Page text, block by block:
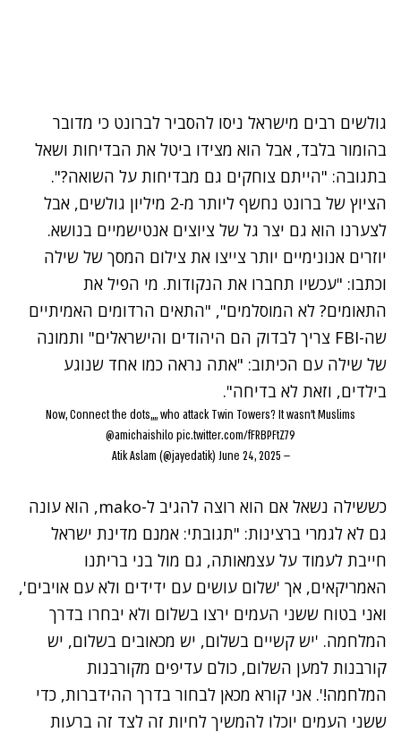
גולשים רבים מישראל ניסו להסביר לברונט כי מדובר
בהומור בלבד, אבל הוא מצידו ביטל את הבדיחות ושאל
בתגובה: "הייתם צוחקים גם מבדיחות על השואה?".
הציוץ של ברונט נחשף ליותר מ-2 מיליון גולשים, אבל
לצערנו הוא גם יצר גל של ציוצים אנטישמיים בנושא.
יוזרים אנונימיים יותר צייצו את צילום המסך של שילה
וכתבו: "עכשיו תחברו את הנקודות. מי הפיל את
התאומים? לא המוסלמים", "התאים הרדומים האמיתיים
שה-FBI צריך לבדוק הם היהודים והישראלים" ותמונה
של שילה עם הכיתוב: "אתה נראה כמו אחד שנוגע
בילדים, וזאת לא בדיחה".
Now, Connect the dots,,,, who attack Twin Towers? It wasn’t Muslims
@amichaishilo pic.twitter.com/fFRBPFtZ79
— Atik Aslam (@jayedatik)
June 24, 2025
כששילה נשאל אם הוא רוצה להגיב ל-mako, הוא עונה
גם לא לגמרי ברצינות: "תגובתי: אמנם מדינת ישראל
חייבת לעמוד על עצמאותה, גם מול בני בריתנו
האמריקאים, אך 'שלום עושים עם ידידים ולא עם אויבים',
ואני בטוח ששני העמים ירצו בשלום ולא יבחרו בדרך
המלחמה. 'יש קשיים בשלום, יש מכאובים בשלום, יש
קורבנות למען השלום, כולם עדיפים מקורבנות
המלחמה!'. אני קורא מכאן לבחור בדרך ההידברות, כדי
ששני העמים יוכלו להמשיך לחיות זה לצד זה ברעות